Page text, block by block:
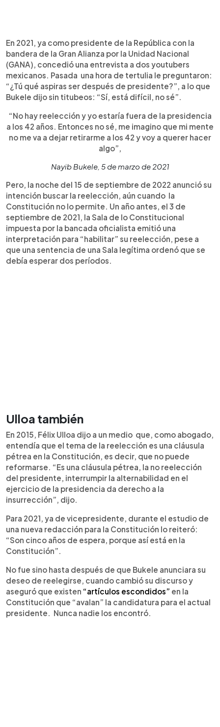
En 2021, ya como presidente de la República con la
bandera de la Gran Alianza por la Unidad Nacional
(GANA), concedió una entrevista a dos youtubers
mexicanos. Pasada una hora de tertulia le preguntaron:
“¿Tú qué aspiras ser después de presidente?”, a lo que
Bukele dijo sin titubeos: “Sí, está difícil, no sé”.
“No hay reelección y yo estaría fuera de la presidencia
a los 42 años. Entonces no sé, me imagino que mi mente
no me va a dejar retirarme a los 42 y voy a querer hacer
algo”,
Nayib Bukele, 5 de marzo de 2021
Pero, la noche del 15 de septiembre de 2022 anunció su
intención buscar la reelección, aún cuando la
Constitución no lo permite. Un año antes, el 3 de
septiembre de 2021, la Sala de lo Constitucional
impuesta por la bancada oficialista emitió una
interpretación para “habilitar” su reelección, pese a
que una sentencia de una Sala legítima ordenó que se
debía esperar dos períodos.
Ulloa también
En 2015, Félix Ulloa dijo a un medio que, como abogado,
entendía que el tema de la reelección es una cláusula
pétrea en la Constitución, es decir, que no puede
reformarse. “Es una cláusula pétrea, la no reelección
del presidente, interrumpir la alternabilidad en el
ejercicio de la presidencia da derecho a la
insurrección”, dijo.
Para 2021, ya de vicepresidente, durante el estudio de
una nueva redacción para la Constitución lo reiteró:
“Son cinco años de espera, porque así está en la
Constitución”.
No fue sino hasta después de que Bukele anunciara su
deseo de reelegirse, cuando cambió su discurso y
aseguró que existen “artículos escondidos” en la
Constitución que “avalan” la candidatura para el actual
presidente. Nunca nadie los encontró.